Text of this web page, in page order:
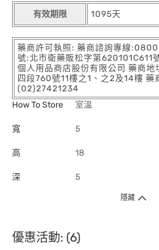
有效期限 1095天
藥商許可執照: 藥商諮詢專線
號:北市衛藥販松字第620101C611
個人用品商店股份有限公司 藥商
四段760號11樓之1、之2及14樓 藥
(02)27421234
How To Store
室溫
寬 5
高 18
深 5
隱藏
優惠活動: (6)